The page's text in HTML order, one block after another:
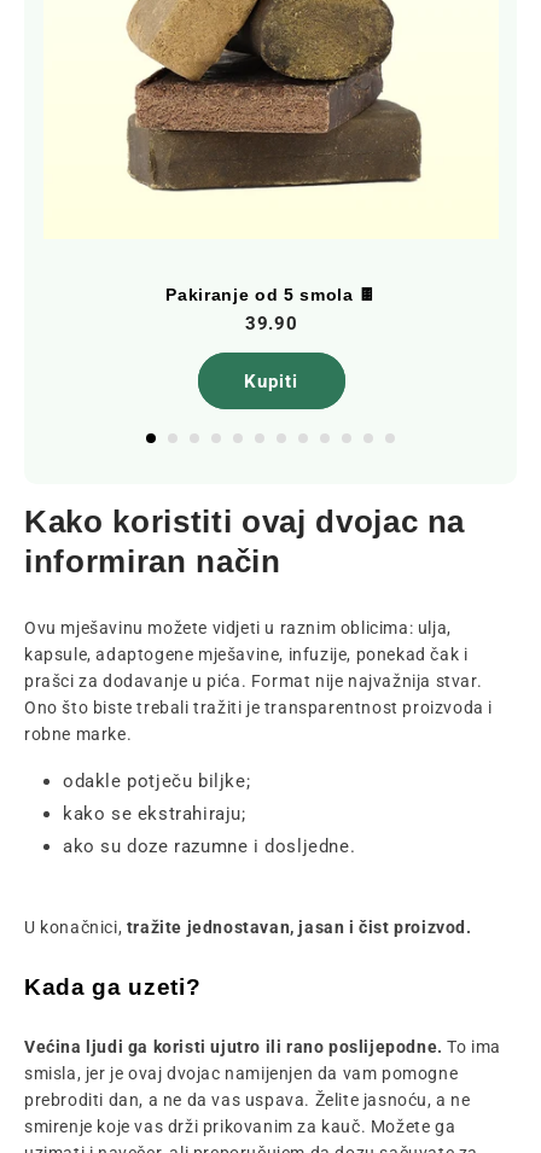
Pakiranje od 5 smola 🍫
39.90
Kupiti
Kako koristiti ovaj dvojac na
informiran način
Ovu mješavinu možete vidjeti u raznim oblicima: ulja,
kapsule, adaptogene mješavine, infuzije, ponekad čak i
prašci za dodavanje u pića. Format nije najvažnija stvar.
Ono što biste trebali tražiti je transparentnost proizvoda i
robne marke.
odakle potječu biljke;
kako se ekstrahiraju;
ako su doze razumne i dosljedne.
U konačnici, tražite jednostavan, jasan i čist proizvod.
Kada ga uzeti?
Većina ljudi ga koristi ujutro ili rano poslijepodne. To ima
smisla, jer je ovaj dvojac namijenjen da vam pomogne
prebroditi dan, a ne da vas uspava. Želite jasnoću, a ne
smirenje koje vas drži prikovanim za kauč. Možete ga